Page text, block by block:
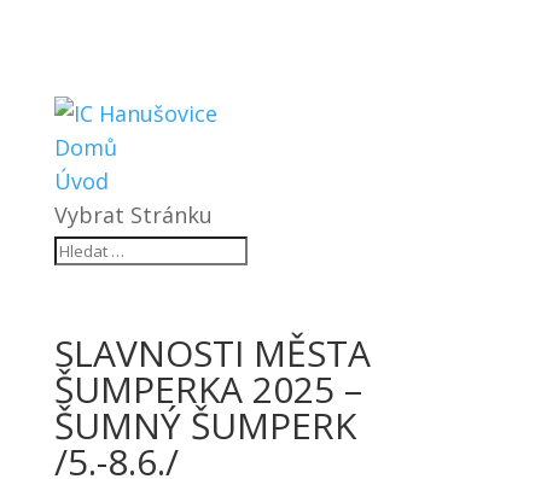
Domů
Úvod
Vybrat Stránku
SLAVNOSTI MĚSTA
ŠUMPERKA 2025 –
ŠUMNÝ ŠUMPERK
/5.-8.6./